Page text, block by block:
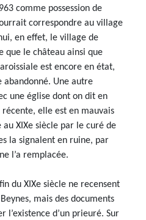
comme possession de
correspondre au village
en effet, le village de
que le château ainsi que
est encore en état,
Une autre
une église dont on dit en
elle est en mauvais
XIXe siècle par le curé de
la signalent en ruine, par
l’a remplacée.
du XIXe siècle ne recensent
mais des documents
l’existence d’un prieuré. Sur